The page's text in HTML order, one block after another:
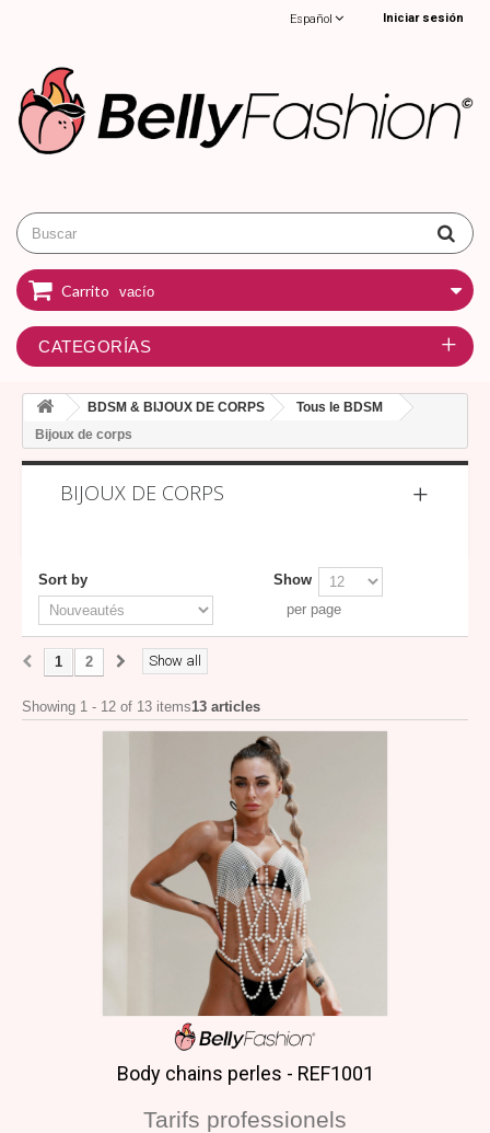
Iniciar sesión
Español
Carrito vacío
CATEGORÍAS
BDSM & BIJOUX DE CORPS
Tous le BDSM
Bijoux de corps
BIJOUX DE CORPS
Sort by
Show
per page
Show all
1 2
Showing 1 - 12 of 13 items13 articles
Body chains perles - REF1001
Tarifs professionels